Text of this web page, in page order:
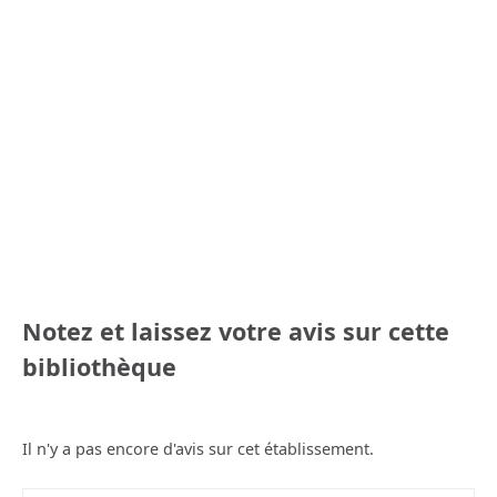
Notez et laissez votre avis sur cette
bibliothèque
Il n'y a pas encore d'avis sur cet établissement.